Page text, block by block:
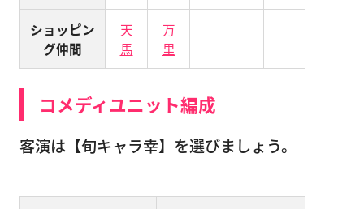
ショッピン
グ仲間
天
馬
万
里
コメディユニット編成
客演は【旬キャラ幸】を選びましょう。